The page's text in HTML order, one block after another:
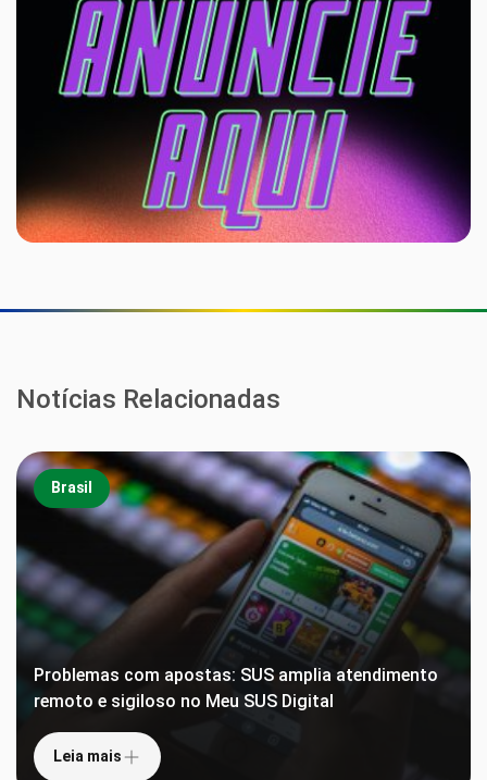
Notícias Relacionadas
Brasil
Problemas com apostas: SUS amplia atendimento
remoto e sigiloso no Meu SUS Digital
Leia mais
Anvisa proíbe lote falsificado de suplemento